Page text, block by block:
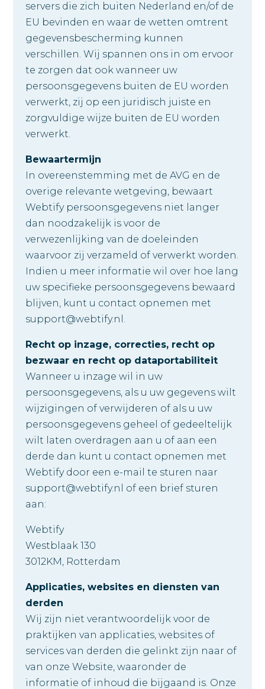
servers die zich buiten Nederland en/of de
EU bevinden en waar de wetten omtrent
gegevensbescherming kunnen
verschillen. Wij spannen ons in om ervoor
te zorgen dat ook wanneer uw
persoonsgegevens buiten de EU worden
verwerkt, zij op een juridisch juiste en
zorgvuldige wijze buiten de EU worden
verwerkt.
Bewaartermijn
In overeenstemming met de AVG en de
overige relevante wetgeving, bewaart
Webtify persoonsgegevens niet langer
dan noodzakelijk is voor de
verwezenlijking van de doeleinden
waarvoor zij verzameld of verwerkt worden.
Indien u meer informatie wil over hoe lang
uw specifieke persoonsgegevens bewaard
blijven, kunt u contact opnemen met
support@webtify.nl.
Recht op inzage, correcties, recht op
bezwaar en recht op dataportabiliteit
Wanneer u inzage wil in uw
persoonsgegevens, als u uw gegevens wilt
wijzigingen of verwijderen of als u uw
persoonsgegevens geheel of gedeeltelijk
wilt laten overdragen aan u of aan een
derde dan kunt u contact opnemen met
Webtify door een e-mail te sturen naar
support@webtify.nl of een brief sturen
aan:
Webtify
Westblaak 130
3012KM, Rotterdam
Applicaties, websites en diensten van
derden
Wij zijn niet verantwoordelijk voor de
praktijken van applicaties, websites of
services van derden die gelinkt zijn naar of
van onze Website, waaronder de
informatie of inhoud die bijgaand is. Onze